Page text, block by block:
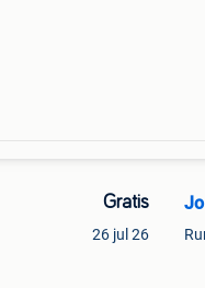
Gratis
26 jul 26